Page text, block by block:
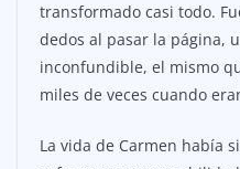
transformado casi todo.
dedos al pasar la página,
inconfundible, el mismo
miles de veces cuando
La vida de Carmen había